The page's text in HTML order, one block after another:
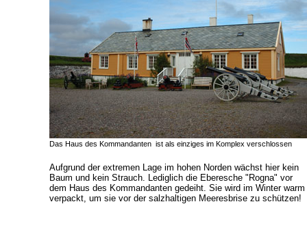
Das Haus des Kommandanten ist als einziges im Komplex verschlossen
Aufgrund der extremen Lage im hohen Norden wächst hier kein
Baum und kein Strauch. Lediglich die Eberesche "Rogna" vor
dem Haus des Kommandanten gedeiht. Sie wird im Winter warm
verpackt, um sie vor der salzhaltigen Meeresbrise zu schützen!